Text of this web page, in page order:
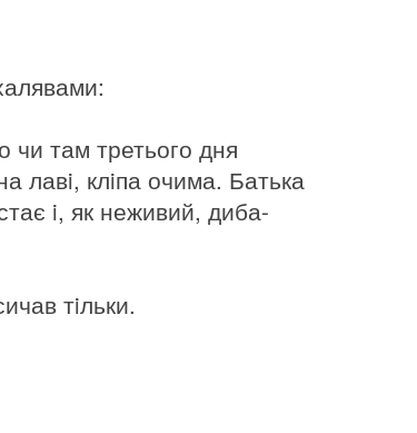
чи там третього дня
лавi, клiпа очима. Батька
i, як неживий, диба-
тiльки.